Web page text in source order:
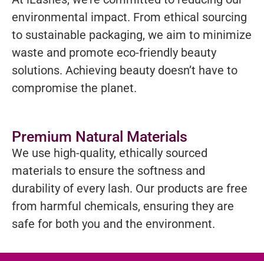
environmental impact. From ethical sourcing
to sustainable packaging, we aim to minimize
waste and promote eco-friendly beauty
solutions. Achieving beauty doesn’t have to
compromise the planet.
Premium Natural Materials
We use high-quality, ethically sourced
materials to ensure the softness and
durability of every lash. Our products are free
from harmful chemicals, ensuring they are
safe for both you and the environment.